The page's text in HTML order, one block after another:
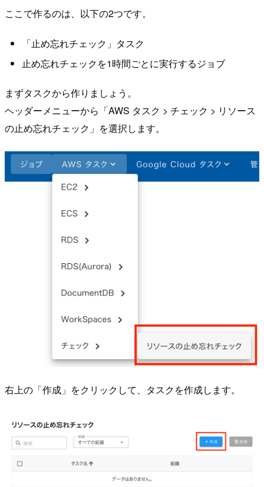
ここで作るのは、以下の2つです。
「止め忘れチェック」タスク
止め忘れチェックを1時間ごとに実行するジョブ
まずタスクから作りましょう。
ヘッダーメニューから「AWS タスク > チェック > リソース
の止め忘れチェック」を選択します。
右上の「作成」をクリックして、タスクを作成します。